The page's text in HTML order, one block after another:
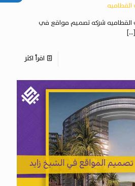
شركه تصميم مواقع في
[…]
اقرأ اكثر